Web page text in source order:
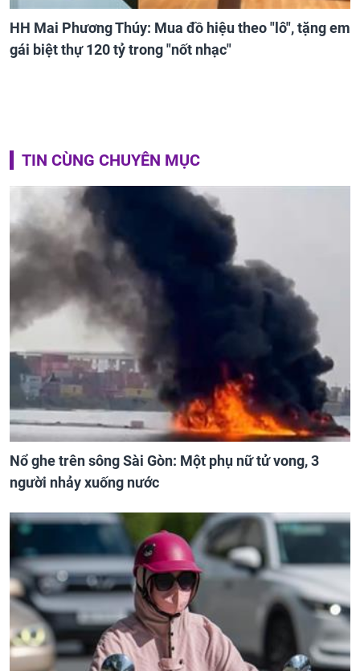
HH Mai Phương Thúy: Mua đồ hiệu theo "lô", tặng em
gái biệt thự 120 tỷ trong "nốt nhạc"
TIN CÙNG CHUYÊN MỤC
Nổ ghe trên sông Sài Gòn: Một phụ nữ tử vong, 3
người nhảy xuống nước